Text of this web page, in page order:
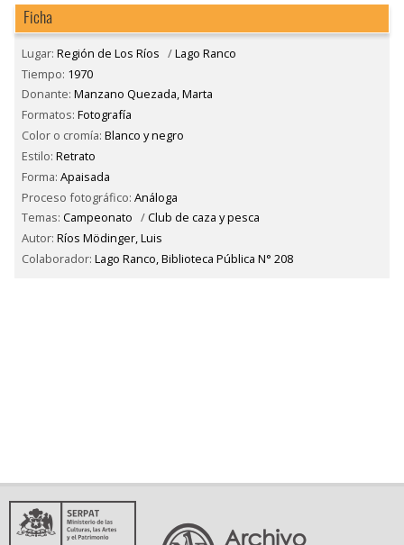
Ficha
Lugar: Región de Los Ríos /Lago Ranco
Tiempo: 1970
Donante: Manzano Quezada, Marta
Formatos: Fotografía
Color o cromía: Blanco y negro
Estilo: Retrato
Forma: Apaisada
Proceso fotográfico: Análoga
Temas: Campeonato /Club de caza y pesca
Autor: Ríos Mödinger, Luis
Colaborador: Lago Ranco, Biblioteca Pública N° 208